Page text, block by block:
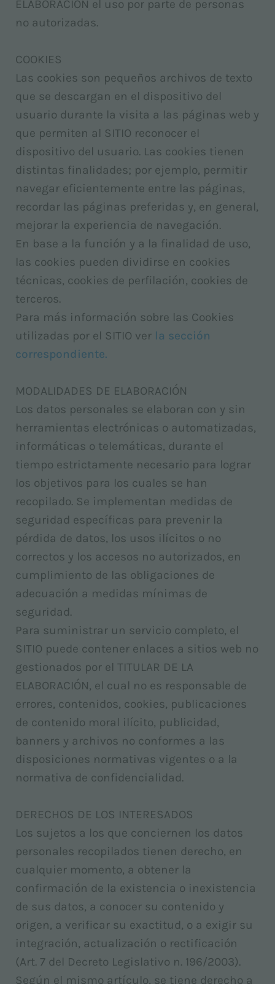
ELABORACIÓN el uso por parte de personas
no autorizadas.
COOKIES
Las cookies son pequeños archivos de texto
que se descargan en el dispositivo del
usuario durante la visita a las páginas web y
que permiten al SITIO reconocer el
dispositivo del usuario. Las cookies tienen
distintas finalidades; por ejemplo, permitir
navegar eficientemente entre las páginas,
recordar las páginas preferidas y, en general,
mejorar la experiencia de navegación.
En base a la función y a la finalidad de uso,
las cookies pueden dividirse en cookies
técnicas, cookies de perfilación, cookies de
terceros.
Para más información sobre las Cookies
utilizadas por el SITIO ver la sección
correspondiente.
MODALIDADES DE ELABORACIÓN
Los datos personales se elaboran con y sin
herramientas electrónicas o automatizadas,
informáticas o telemáticas, durante el
tiempo estrictamente necesario para lograr
los objetivos para los cuales se han
recopilado. Se implementan medidas de
seguridad específicas para prevenir la
pérdida de datos, los usos ilícitos o no
correctos y los accesos no autorizados, en
cumplimiento de las obligaciones de
adecuación a medidas mínimas de
seguridad.
Para suministrar un servicio completo, el
SITIO puede contener enlaces a sitios web no
gestionados por el TITULAR DE LA
ELABORACIÓN, el cual no es responsable de
errores, contenidos, cookies, publicaciones
de contenido moral ilícito, publicidad,
banners y archivos no conformes a las
disposiciones normativas vigentes o a la
normativa de confidencialidad.
DERECHOS DE LOS INTERESADOS
Los sujetos a los que conciernen los datos
personales recopilados tienen derecho, en
cualquier momento, a obtener la
confirmación de la existencia o inexistencia
de sus datos, a conocer su contenido y
origen, a verificar su exactitud, o a exigir su
integración, actualización o rectificación
(Art. 7 del Decreto Legislativo n. 196/2003).
Según el mismo artículo, se tiene derecho a